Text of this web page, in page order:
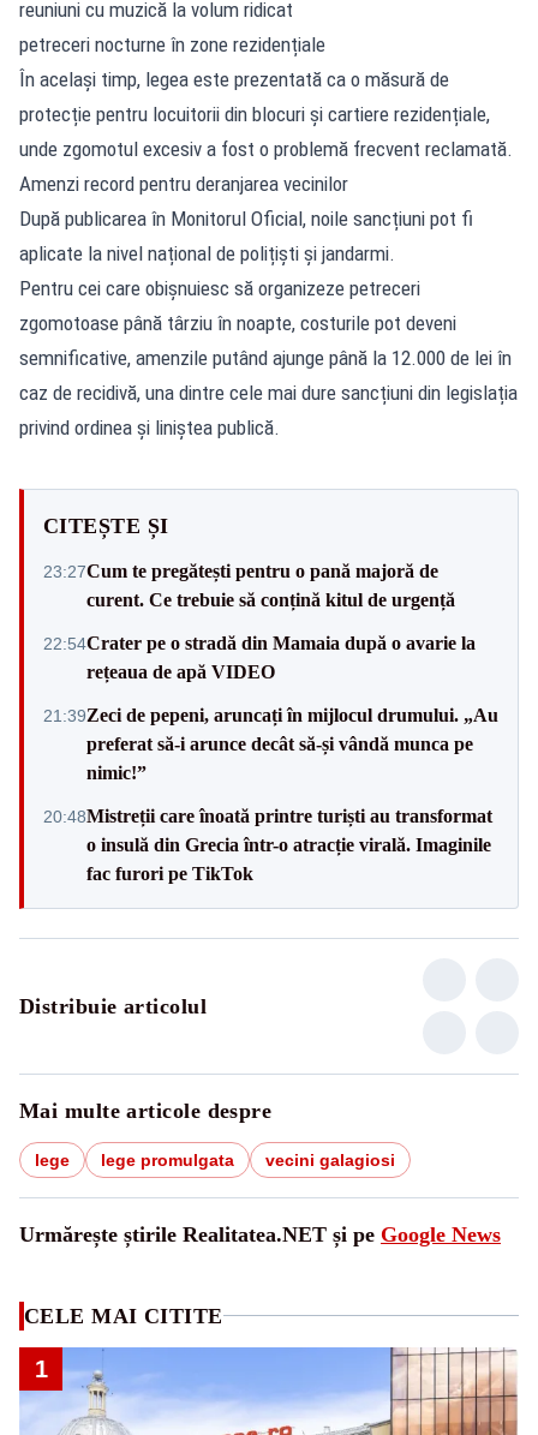
reuniuni cu muzică la volum ridicat
petreceri nocturne în zone rezidențiale
În același timp, legea este prezentată ca o măsură de
protecție pentru locuitorii din blocuri și cartiere rezidențiale,
unde zgomotul excesiv a fost o problemă frecvent reclamată.
Amenzi record pentru deranjarea vecinilor
După publicarea în Monitorul Oficial, noile sancțiuni pot fi
aplicate la nivel național de polițiști și jandarmi.
Pentru cei care obișnuiesc să organizeze petreceri
zgomotoase până târziu în noapte, costurile pot deveni
semnificative, amenzile putând ajunge până la 12.000 de lei în
caz de recidivă, una dintre cele mai dure sancțiuni din legislația
privind ordinea și liniștea publică.
CITEȘTE ȘI
23:27Cum te pregătești pentru o pană majoră de
curent. Ce trebuie să conțină kitul de urgență
22:54Crater pe o stradă din Mamaia după o avarie la
rețeaua de apă VIDEO
21:39Zeci de pepeni, aruncați în mijlocul drumului. „Au
preferat să-i arunce decât să-și vândă munca pe
nimic!”
20:48Mistreții care înoată printre turiști au transformat
o insulă din Grecia într-o atracție virală. Imaginile
fac furori pe TikTok
Distribuie articolul
Mai multe articole despre
lege lege promulgata vecini galagiosi
Urmărește știrile Realitatea.NET și pe Google News
CELE MAI CITITE
1